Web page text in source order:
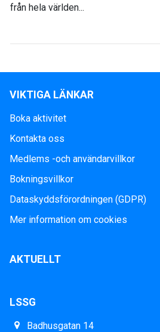
från hela världen...
VIKTIGA LÄNKAR
Boka aktivitet
Kontakta oss
Medlems -och användarvillkor
Bokningsvillkor
Dataskyddsförordningen (GDPR)
Mer information om cookies
AKTUELLT
LSSG
Badhusgatan 14